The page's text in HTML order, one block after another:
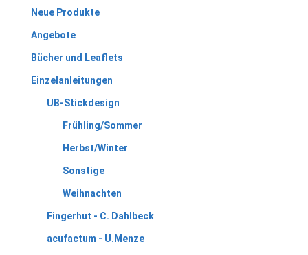
Neue Produkte
Angebote
Bücher und Leaflets
Einzelanleitungen
UB-Stickdesign
Frühling/Sommer
Herbst/Winter
Sonstige
Weihnachten
Fingerhut - C. Dahlbeck
acufactum - U.Menze